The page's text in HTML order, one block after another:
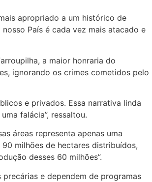
apropriado a um histórico de
País é cada vez mais atacado e
a maior honraria do
ignorando os crimes cometidos pelo
e privados. Essa narrativa linda
falácia”, ressaltou.
áreas representa apenas uma
milhões de hectares distribuídos,
desses 60 milhões”.
e dependem de programas